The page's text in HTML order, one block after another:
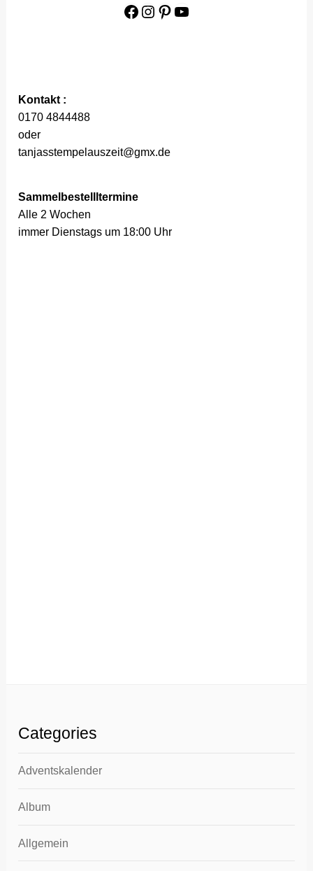
Facebook
Instagram
Pinterest
YouTube
Kontakt :
0170 4844488
oder
tanjasstempelauszeit@gmx.de
Sammelbestellltermine
Alle 2 Wochen
immer Dienstags um 18:00 Uhr
Categories
Adventskalender
Album
Allgemein